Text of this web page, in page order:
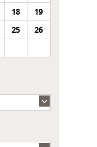
18
19
25
26